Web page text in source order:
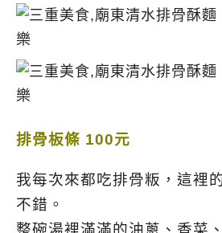
排骨板條 100元
我每次來都吃排骨粄，這裡
不錯。
整碗湯裡滿滿的油蔥、香菜